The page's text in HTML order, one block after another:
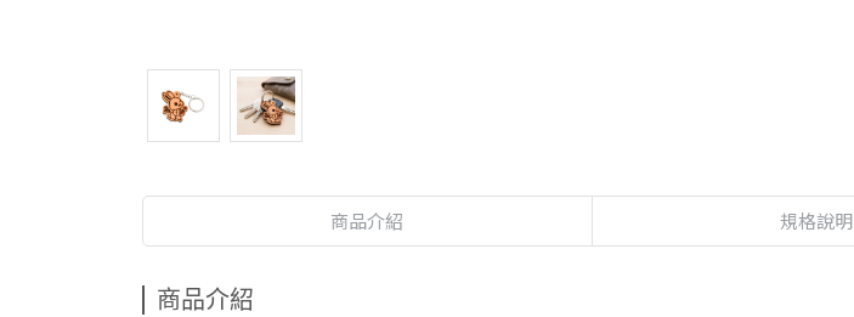
商品介紹 規格說明
商品介紹